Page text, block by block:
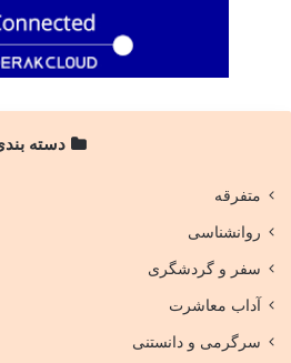
دسته
متفرقه
روانشناسی
سفر و گردشگری
آداب معاشرت
سرگرمی و دانستنی